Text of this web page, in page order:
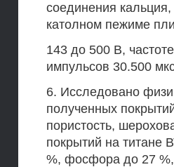
соединения
католном пежиме
143 до 500 В,
импульсов 30.500
6. Исследовано
полученных
пористость,
покрытий на титане
%, фосфора до 27